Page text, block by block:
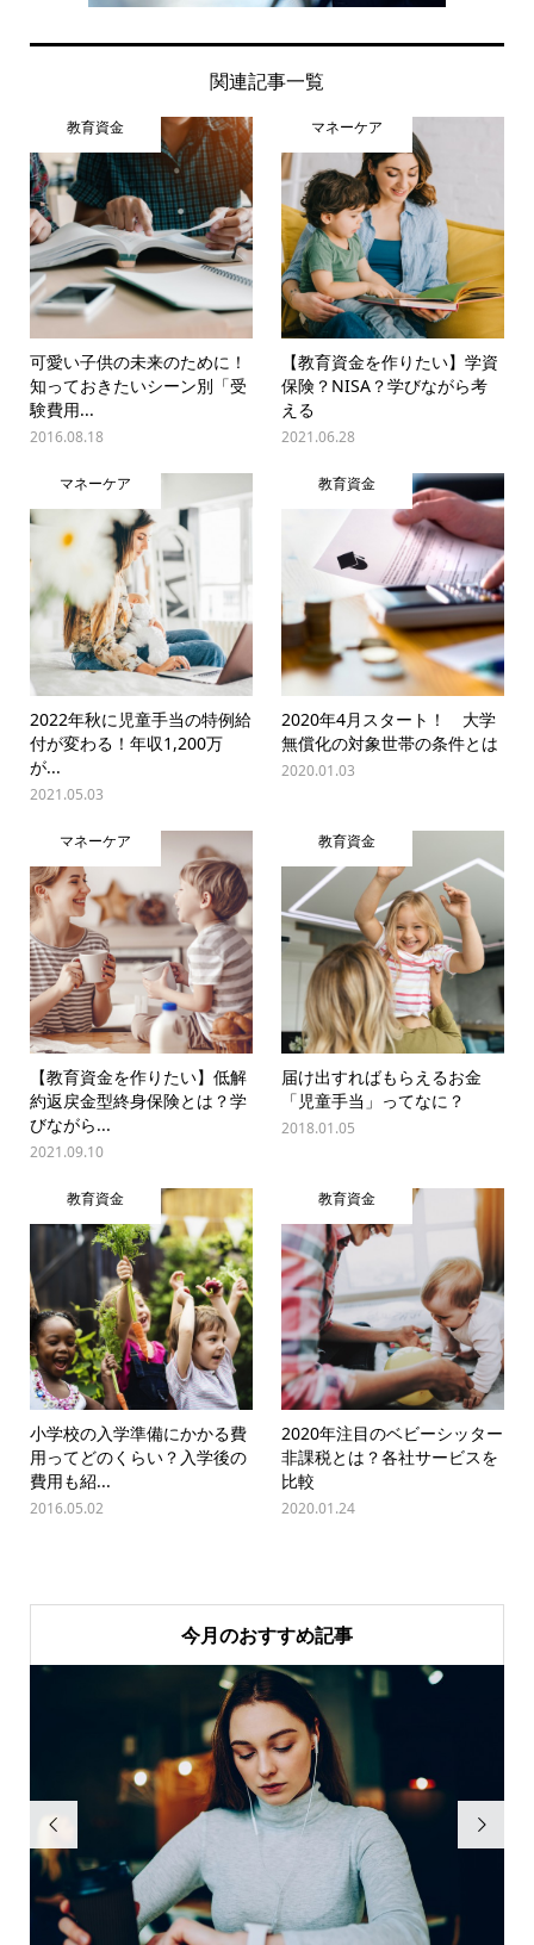
関連記事一覧
教育資金
可愛い子供の未来のために！
知っておきたいシーン別「受
験費用...
2016.08.18
マネーケア
【教育資金を作りたい】学資
保険？NISA？学びながら考
える
2021.06.28
マネーケア
2022年秋に児童手当の特例給
付が変わる！年収1,200万
が...
2021.05.03
教育資金
2020年4月スタート！ 大学
無償化の対象世帯の条件とは
2020.01.03
マネーケア
【教育資金を作りたい】低解
約返戻金型終身保険とは？学
びながら...
2021.09.10
教育資金
届け出すればもらえるお金
「児童手当」ってなに？
2018.01.05
教育資金
小学校の入学準備にかかる費
用ってどのくらい？入学後の
費用も紹...
2016.05.02
教育資金
2020年注目のベビーシッター
非課税とは？各社サービスを
比較
2020.01.24
今月のおすすめ記事
 